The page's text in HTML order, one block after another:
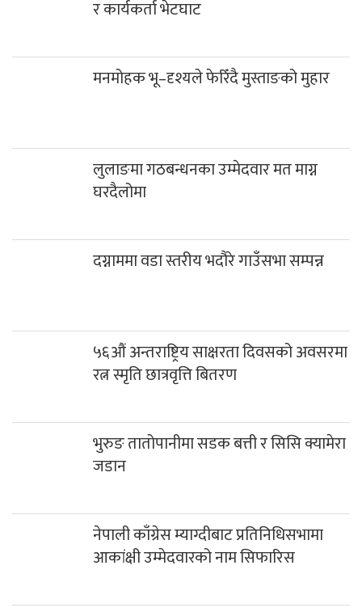
र कार्यकर्ता भेटघाट
मनमोहक भू–दृश्यले फेरिँदै मुस्ताङको मुहार
लुलाङमा गठबन्धनका उम्मेदवार मत माग्न
घरदैलोमा
दग्नाममा वडा स्तरीय भदौरे गाउँसभा सम्पन्न
५६औं अन्तराष्ट्रिय साक्षरता दिवसको अवसरमा
रत्न स्मृति छात्रवृत्ति बितरण
भुरुङ तातोपानीमा सडक बत्ती र सिसि क्यामेरा
जडान
नेपाली काँग्रेस म्याग्दीबाट प्रतिनिधिसभामा
आकांक्षी उम्मेदवारको नाम सिफारिस